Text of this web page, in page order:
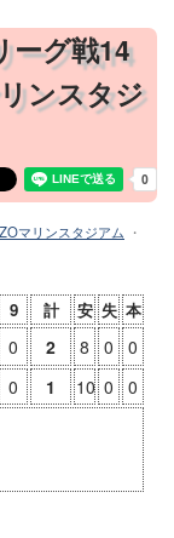
ーグ戦14
ンスタジ
マリンスタジアム ・
9 計 安 失 本
0 2 8 0
0
0 1 10 0
0